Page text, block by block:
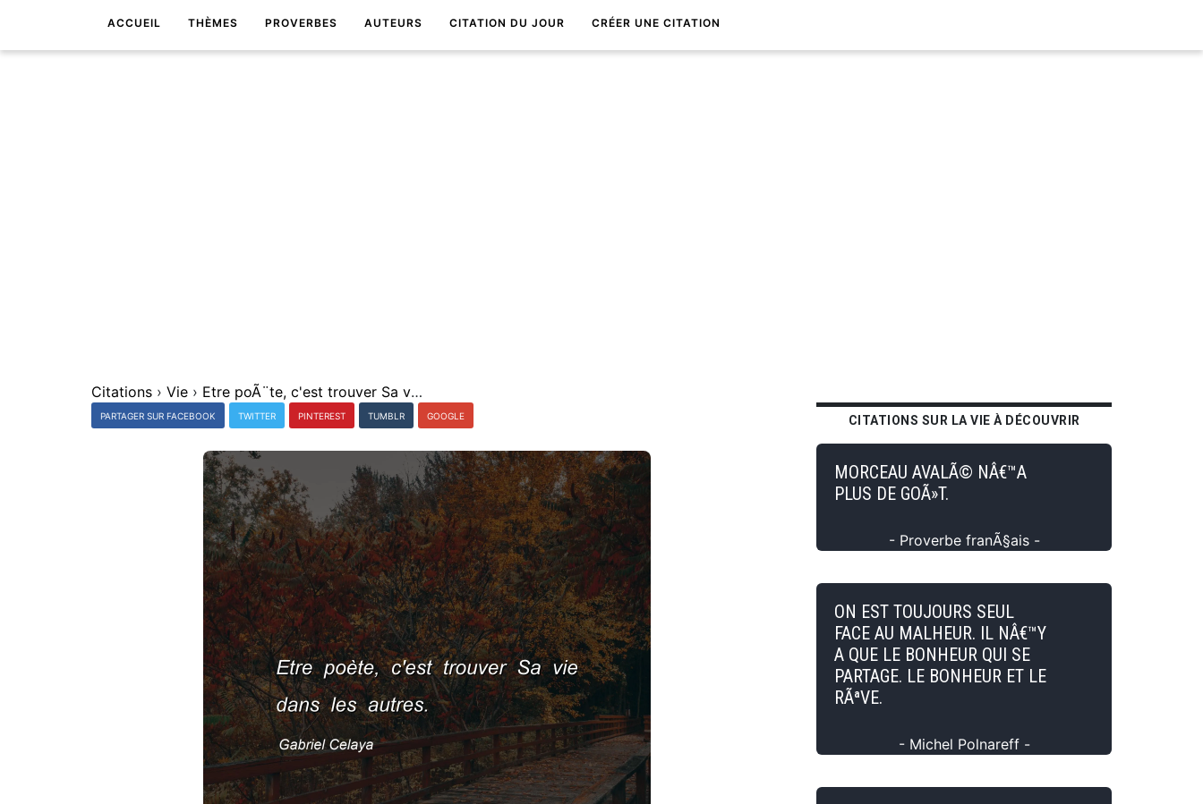
ACCUEIL THÈMES PROVERBES AUTEURS CITATION DU JOUR CRÉER UNE CITATION
Citations › Vie › Etre poÃ¨te, c'est trouver Sa vie dans les autres.
PARTAGER SUR FACEBOOK TWITTER PINTEREST TUMBLR GOOGLE CITATIONS SUR LA VIE À DÉCOUVRIR
MORCEAU AVALÃ© NÂ€™A
PLUS DE GOÃ»T.
- Proverbe franÃ§ais -
ON EST TOUJOURS SEUL
FACE AU MALHEUR. IL NÂ€™Y
A QUE LE BONHEUR QUI SE
PARTAGE. LE BONHEUR ET LE
RÃªVE.
- Michel Polnareff -